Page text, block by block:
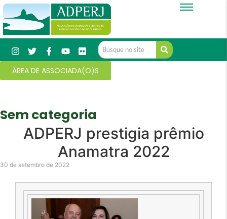
ÁREA DE ASSOCIADA(O)S
Sem categoria
ADPERJ prestigia prêmio
Anamatra 2022
30 de setembro de 2022